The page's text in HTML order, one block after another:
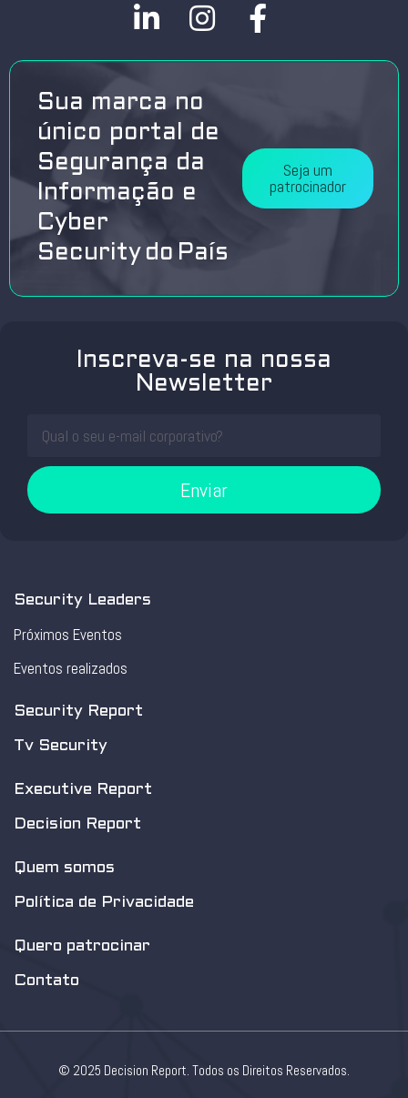
Sua marca no
único portal de
Segurança da
Informação e
Cyber
Security do País
Seja um
patrocinador
Inscreva-se na nossa
Newsletter
Enviar
Security Leaders
Próximos Eventos
Eventos realizados
Security Report
Tv Security
Executive Report
Decision Report
Quem somos
Política de Privacidade
Quero patrocinar
Contato
© 2025 Decision Report. Todos os Direitos Reservados.